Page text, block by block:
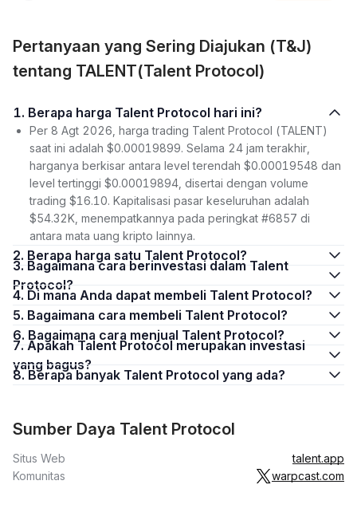
Pertanyaan yang Sering Diajukan (T&J)
tentang TALENT(Talent Protocol)
1. Berapa harga Talent Protocol hari ini?
Per 8 Agt 2026, harga trading Talent Protocol (TALENT)
saat ini adalah $0.00019899. Selama 24 jam terakhir,
harganya berkisar antara level terendah $0.00019548 dan
level tertinggi $0.00019894, disertai dengan volume
trading $16.10. Kapitalisasi pasar keseluruhan adalah
$54.32K, menempatkannya pada peringkat #6857 di
antara mata uang kripto lainnya.
2. Berapa harga satu Talent Protocol?
3. Bagaimana cara berinvestasi dalam Talent
Protocol?
4. Di mana Anda dapat membeli Talent Protocol?
5. Bagaimana cara membeli Talent Protocol?
6. Bagaimana cara menjual Talent Protocol?
7. Apakah Talent Protocol merupakan investasi
yang bagus?
8. Berapa banyak Talent Protocol yang ada?
Sumber Daya Talent Protocol
Situs Web
talent.app
Komunitas
warpcast.com